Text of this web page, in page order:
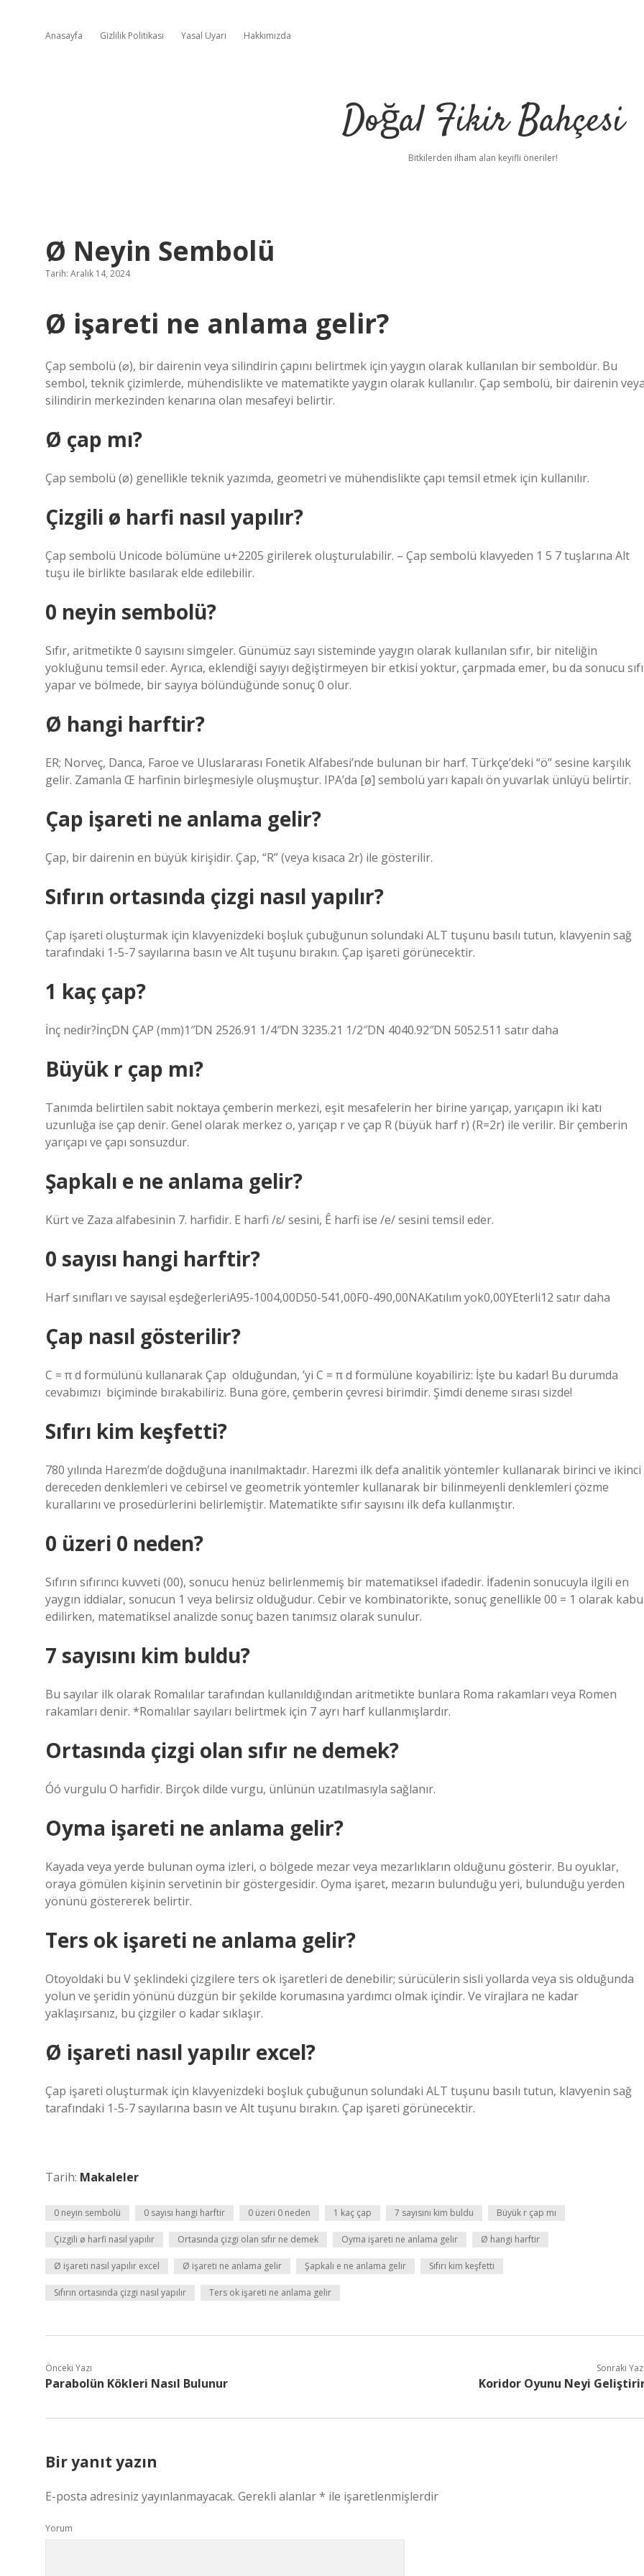
Anasayfa Gizlilik Politikası Yasal Uyarı Hakkımızda
Doğal Fikir Bahçesi
Bitkilerden ilham alan keyifli öneriler!
Ø Neyin Sembolü
Tarih: Aralık 14, 2024
Ø işareti ne anlama gelir?
Çap sembolü (⌀), bir dairenin veya silindirin çapını belirtmek için yaygın olarak kullanılan bir semboldür. Bu
sembol, teknik çizimlerde, mühendislikte ve matematikte yaygın olarak kullanılır. Çap sembolü, bir dairenin
silindirin merkezinden kenarına olan mesafeyi belirtir.
Ø çap mı?
Çap sembolü (ø) genellikle teknik yazımda, geometri ve mühendislikte çapı temsil etmek için kullanılır.
Çizgili ø harfi nasıl yapılır?
Çap sembolü Unicode bölümüne u+2205 girilerek oluşturulabilir. – Çap sembolü klavyeden 1 5 7 tuşlarına Alt
tuşu ile birlikte basılarak elde edilebilir.
0 neyin sembolü?
Sıfır, aritmetikte 0 sayısını simgeler. Günümüz sayı sisteminde yaygın olarak kullanılan sıfır, bir niteliğin
yokluğunu temsil eder. Ayrıca, eklendiği sayıyı değiştirmeyen bir etkisi yoktur, çarpmada emer, bu da sonucu
yapar ve bölmede, bir sayıya bölündüğünde sonuç 0 olur.
Ø hangi harftir?
ER; Norveç, Danca, Faroe ve Uluslararası Fonetik Alfabesi’nde bulunan bir harf. Türkçe’deki “ö” sesine karşılık
gelir. Zamanla Œ harfinin birleşmesiyle oluşmuştur. IPA’da [ø] sembolü yarı kapalı ön yuvarlak ünlüyü belirtir.
Çap işareti ne anlama gelir?
Çap, bir dairenin en büyük kirişidir. Çap, “R” (veya kısaca 2r) ile gösterilir.
Sıfırın ortasında çizgi nasıl yapılır?
Çap işareti oluşturmak için klavyenizdeki boşluk çubuğunun solundaki ALT tuşunu basılı tutun, klavyenin sağ
tarafındaki 1-5-7 sayılarına basın ve Alt tuşunu bırakın. Çap işareti görünecektir.
1 kaç çap?
İnç nedir?İnçDN ÇAP (mm)1″DN 2526.91 1/4″DN 3235.21 1/2″DN 4040.92″DN 5052.511 satır daha
Büyük r çap mı?
Tanımda belirtilen sabit noktaya çemberin merkezi, eşit mesafelerin her birine yarıçap, yarıçapın iki katı
uzunluğa ise çap denir. Genel olarak merkez o, yarıçap r ve çap R (büyük harf r) (R=2r) ile verilir. Bir çemberin
yarıçapı ve çapı sonsuzdur.
Şapkalı e ne anlama gelir?
Kürt ve Zaza alfabesinin 7. harfidir. E harfi /ɛ/ sesini, Ê harfi ise /e/ sesini temsil eder.
0 sayısı hangi harftir?
Harf sınıfları ve sayısal eşdeğerleriA95-1004,00D50-541,00F0-490,00NAKatılım yok0,00YEterli12 satır daha
Çap nasıl gösterilir?
C = π d formülünü kullanarak Çap ‍ olduğundan, ‍’yi C = π d formülüne koyabiliriz: İşte bu kadar! Bu durumda
cevabımızı ‍ biçiminde bırakabiliriz. Buna göre, çemberin çevresi ‍birimdir. Şimdi deneme sırası sizde!
Sıfırı kim keşfetti?
780 yılında Harezm’de doğduğuna inanılmaktadır. Harezmi ilk defa analitik yöntemler kullanarak birinci ve ikinci
dereceden denklemleri ve cebirsel ve geometrik yöntemler kullanarak bir bilinmeyenli denklemleri çözme
kurallarını ve prosedürlerini belirlemiştir. Matematikte sıfır sayısını ilk defa kullanmıştır.
0 üzeri 0 neden?
Sıfırın sıfırıncı kuvveti (00), sonucu henüz belirlenmemiş bir matematiksel ifadedir. İfadenin sonucuyla ilgili en
yaygın iddialar, sonucun 1 veya belirsiz olduğudur. Cebir ve kombinatorikte, sonuç genellikle 00 = 1 olarak
edilirken, matematiksel analizde sonuç bazen tanımsız olarak sunulur.
7 sayısını kim buldu?
Bu sayılar ilk olarak Romalılar tarafından kullanıldığından aritmetikte bunlara Roma rakamları veya Romen
rakamları denir. *Romalılar sayıları belirtmek için 7 ayrı harf kullanmışlardır.
Ortasında çizgi olan sıfır ne demek?
Óó vurgulu O harfidir. Birçok dilde vurgu, ünlünün uzatılmasıyla sağlanır.
Oyma işareti ne anlama gelir?
Kayada veya yerde bulunan oyma izleri, o bölgede mezar veya mezarlıkların olduğunu gösterir. Bu oyuklar,
oraya gömülen kişinin servetinin bir göstergesidir. Oyma işaret, mezarın bulunduğu yeri, bulunduğu yerden
yönünü göstererek belirtir.
Ters ok işareti ne anlama gelir?
Otoyoldaki bu V şeklindeki çizgilere ters ok işaretleri de denebilir; sürücülerin sisli yollarda veya sis olduğunda
yolun ve şeridin yönünü düzgün bir şekilde korumasına yardımcı olmak içindir. Ve virajlara ne kadar
yaklaşırsanız, bu çizgiler o kadar sıklaşır.
Ø işareti nasıl yapılır excel?
Çap işareti oluşturmak için klavyenizdeki boşluk çubuğunun solundaki ALT tuşunu basılı tutun, klavyenin sağ
tarafındaki 1-5-7 sayılarına basın ve Alt tuşunu bırakın. Çap işareti görünecektir.
Tarih: Makaleler
0 neyin sembolü 0 sayısı hangi harftir 0 üzeri 0 neden 1 kaç çap 7 sayısını kim buldu Büyük r çap mı
Çizgili ø harfi nasıl yapılır Ortasında çizgi olan sıfır ne demek Oyma işareti ne anlama gelir Ø hangi harftir
Ø işareti nasıl yapılır excel Ø işareti ne anlama gelir Şapkalı e ne anlama gelir Sıfırı kim keşfetti
Sıfırın ortasında çizgi nasıl yapılır Ters ok işareti ne anlama gelir
Önceki Yazı
Parabolün Kökleri Nasıl Bulunur
Sonraki
Koridor Oyunu Neyi
Bir yanıt yazın
E-posta adresiniz yayınlanmayacak. Gerekli alanlar* ile işaretlenmişlerdir
Yorum